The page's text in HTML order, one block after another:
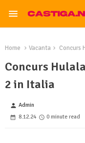
Home Vacanta Concurs
Concurs
2 in Italia
person Admin
8.12.24
0 minute read